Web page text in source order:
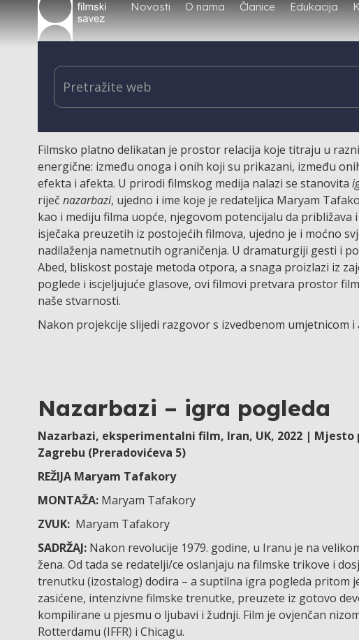
Novosti O nama Članice Edukacija
24. 6. 2025., 21 h
Filmsko platno delikatan je prostor relacija koje titraju u
energične: između onoga i onih koji su prikazani, između
efekta i afekta. U prirodi filmskog medija nalazi se stanovita
riječ nazarbazi, ujedno i ime koje je redateljica Maryam
kao i mediju filma uopće, njegovom potencijalu da
isječaka preuzetih iz postojećih filmova, ujedno je i moćno
nadilaženja nametnutih ograničenja. U dramaturgiji gesti i
Abed, bliskost postaje metoda otpora, a snaga proizlazi iz
poglede i iscjeljujuće glasove, ovi filmovi pretvara prostor
naše stvarnosti.
Nakon projekcije slijedi razgovor s izvedbenom umjetnicom i
Nazarbazi – igra pogleda
Nazarbazi, eksperimentalni film, Iran, UK, 2022 |
Zagrebu (Preradovićeva 5)
REŽIJA Maryam Tafakory
MONTAŽA: Maryam Tafakory
ZVUK: Maryam Tafakory
SADRŽAJ:Nakon revolucije 1979. godine, u Iranu je na
žena. Od tada se redatelji/ce oslanjaju na filmske trikove i
trenutku (izostalog) dodira – a suptilna igra pogleda pritom
zasićene, intenzivne filmske trenutke, preuzete iz gotovo
kompilirane u pjesmu o ljubavi i žudnji. Film je ovjenčan
Rotterdamu (IFFR) i Chicagu.